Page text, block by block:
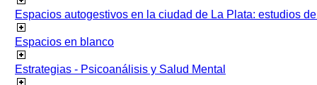
Espacios autogestivos en la ciudad de La Plata: estudios
Espacios en blanco
Estrategias - Psicoanálisis y Salud Mental